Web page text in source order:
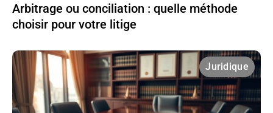
Arbitrage ou conciliation : quelle méthode
choisir pour votre litige
Juridique